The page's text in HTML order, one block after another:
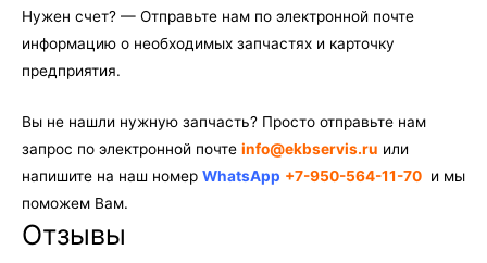
Нужен счет? — Отправьте нам по электронной почте
информацию о необходимых запчастях и карточку
предприятия.
Вы не нашли нужную запчасть? Просто отправьте нам
запрос по электронной почте info@ekbservis.ru или
напишите на наш номер WhatsApp +7-950-564-11-70 и мы
поможем Вам.
Отзывы